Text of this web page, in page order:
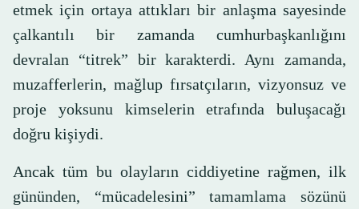
etmek için ortaya attıkları bir anlaşma sayesinde
çalkantılı bir zamanda cumhurbaşkanlığını
devralan “titrek” bir karakterdi. Aynı zamanda,
muzafferlerin, mağlup fırsatçıların, vizyonsuz ve
proje yoksunu kimselerin etrafında buluşacağı
doğru kişiydi.
Ancak tüm bu olayların ciddiyetine rağmen, ilk
gününden, “mücadelesini” tamamlama sözünü